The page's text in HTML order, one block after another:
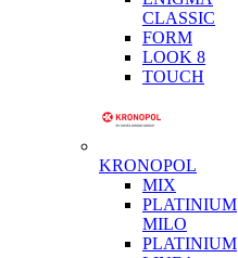
CLASSIC
FORM
LOOK 8
TOUCH
KRONOPOL
MIX
PLATINIUM
MILO
PLATINIUM